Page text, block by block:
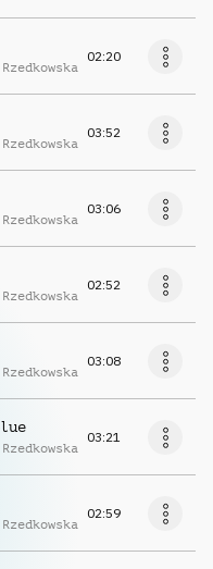
02:20
03:52
03:06
02:52
03:08
03:21
02:59